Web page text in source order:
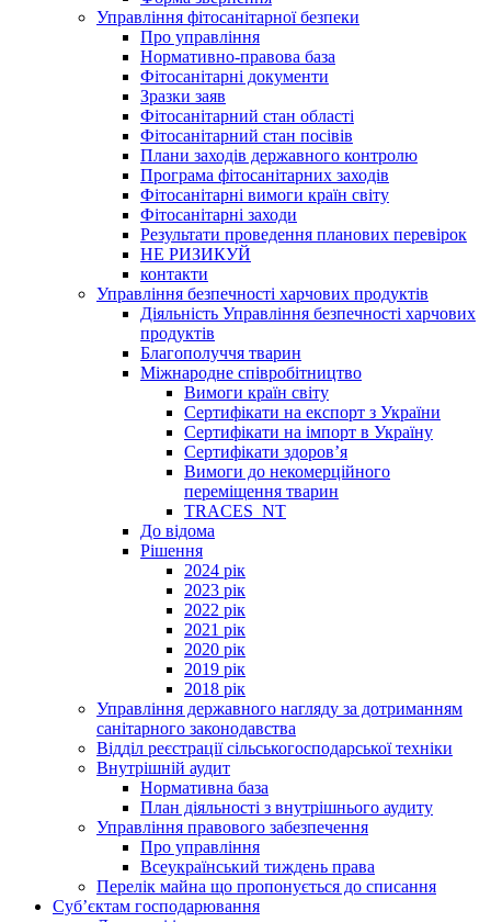
Управління фітосанітарної безпеки
Про управління
Нормативно-правова база
Фітосанітарні документи
Зразки заяв
Фітосанітарний стан області
Фітосанітарний стан посівів
Плани заходів державного контролю
Програма фітосанітарних заходів
Фітосанітарні вимоги країн світу
Фітосанітарні заходи
Результати проведення планових перевірок
НЕ РИЗИКУЙ
контакти
Управління безпечності харчових продуктів
Діяльність Управління безпечності харчових
продуктів
Благополуччя тварин
Міжнародне співробітництво
Вимоги країн світу
Сертифікати на експорт з України
Сертифікати на імпорт в Україну
Сертифікати здоров’я
Вимоги до некомерційного
переміщення тварин
TRACES_NT
До відома
Рішення
2024 рік
2023 рік
2022 рік
2021 рік
2020 рік
2019 рік
2018 рік
Управління державного нагляду за дотриманням
санітарного законодавства
Відділ реєстрації сільськогосподарської техніки
Внутрішній аудит
Нормативна база
План діяльності з внутрішнього аудиту
Управління правового забезпечення
Про управління
Всеукраїнський тиждень права
Перелік майна що пропонується до списання
Суб’єктам господарювання